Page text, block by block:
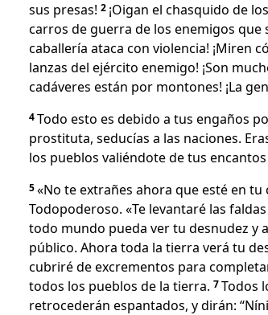
sus presas! 2 ¡Oigan el chasquido de
carros de guerra de los enemigos que
caballería ataca con violencia! ¡Miren
lanzas del ejército enemigo! ¡Son
cadáveres están por montones! ¡La
4Todo esto es debido a tus engaños
prostituta, seducías a las naciones.
los pueblos valiéndote de tus
5«No te extrañes ahora que esté en tu
Todopoderoso. «Te levantaré las
todo mundo pueda ver tu desnudez y
público. Ahora toda la tierra verá tu
cubriré de excrementos para
todos los pueblos de la tierra. 7Todos
retrocederán espantados, y dirán: